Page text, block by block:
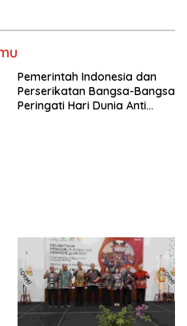
Pemerintah Indonesia dan
Perserikatan Bangsa-Bangsa
Peringati Hari Dunia Anti